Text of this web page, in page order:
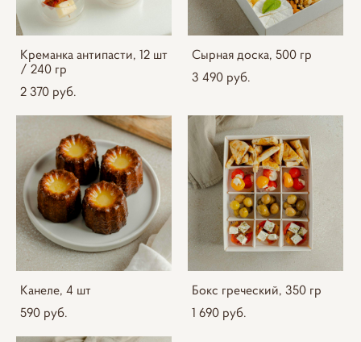
Креманка антипасти, 12 шт
/ 240 гр
2 370 pуб.
Сырная доска, 500 гр
3 490 pуб.
Канеле, 4 шт
590 pуб.
Бокс греческий, 350 гр
1 690 pуб.